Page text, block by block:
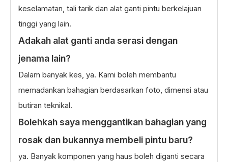
keselamatan, tali tarik dan alat ganti pintu berkelajuan
tinggi yang lain.
Adakah alat ganti anda serasi dengan
jenama lain?
Dalam banyak kes, ya. Kami boleh membantu
memadankan bahagian berdasarkan foto, dimensi atau
butiran teknikal.
Bolehkah saya menggantikan bahagian yang
rosak dan bukannya membeli pintu baru?
ya. Banyak komponen yang haus boleh diganti secara